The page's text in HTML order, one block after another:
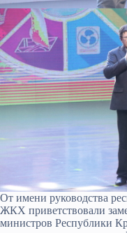
От имени руководства
ЖКХ приветствовали
министров Республики